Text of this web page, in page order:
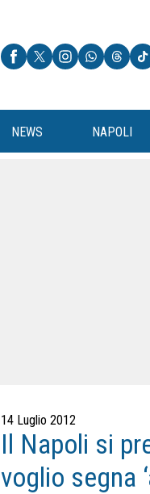
NEWS NAPOLI
14 Luglio 2012
Il Napoli si
voglio segna